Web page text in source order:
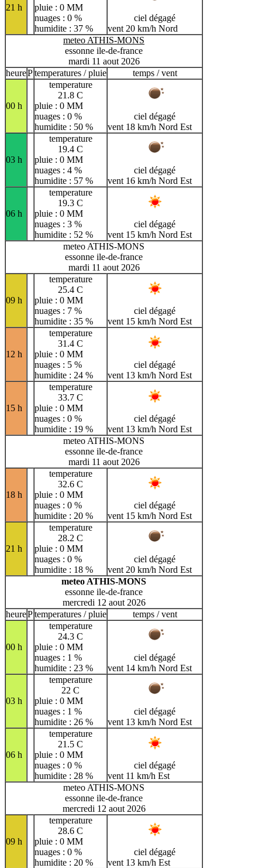
21 h
pluie : 0 MM
nuages : 0 %
humidite : 37 %
ciel dégagé
vent 20 km/h Nord
meteo ATHIS-MONS
essonne ile-de-france
mardi 11 aout 2026
heurePtemperatures / pluie temps / vent
00 h
temperature
21.8 C
pluie : 0 MM
nuages : 0 %
humidite : 50 %
ciel dégagé
vent 18 km/h Nord Est
03 h
temperature
19.4 C
pluie : 0 MM
nuages : 4 %
humidite : 57 %
ciel dégagé
vent 16 km/h Nord Est
06 h
temperature
19.3 C
pluie : 0 MM
nuages : 3 %
humidite : 52 %
ciel dégagé
vent 15 km/h Nord Est
meteo ATHIS-MONS
essonne ile-de-france
mardi 11 aout 2026
09 h
temperature
25.4 C
pluie : 0 MM
nuages : 7 %
humidite : 35 %
ciel dégagé
vent 15 km/h Nord Est
12 h
temperature
31.4 C
pluie : 0 MM
nuages : 5 %
humidite : 24 %
ciel dégagé
vent 13 km/h Nord Est
15 h
temperature
33.7 C
pluie : 0 MM
nuages : 0 %
humidite : 19 %
ciel dégagé
vent 13 km/h Nord Est
meteo ATHIS-MONS
essonne ile-de-france
mardi 11 aout 2026
18 h
temperature
32.6 C
pluie : 0 MM
nuages : 0 %
humidite : 20 %
ciel dégagé
vent 15 km/h Nord Est
21 h
temperature
28.2 C
pluie : 0 MM
nuages : 0 %
humidite : 18 %
ciel dégagé
vent 20 km/h Nord Est
meteo ATHIS-MONS
essonne ile-de-france
mercredi 12 aout 2026
heurePtemperatures / pluie temps / vent
00 h
temperature
24.3 C
pluie : 0 MM
nuages : 1 %
humidite : 23 %
ciel dégagé
vent 14 km/h Nord Est
03 h
temperature
22 C
pluie : 0 MM
nuages : 1 %
humidite : 26 %
ciel dégagé
vent 13 km/h Nord Est
06 h
temperature
21.5 C
pluie : 0 MM
nuages : 0 %
humidite : 28 %
ciel dégagé
vent 11 km/h Est
meteo ATHIS-MONS
essonne ile-de-france
mercredi 12 aout 2026
09 h
temperature
28.6 C
pluie : 0 MM
nuages : 0 %
humidite : 20 %
ciel dégagé
vent 13 km/h Est